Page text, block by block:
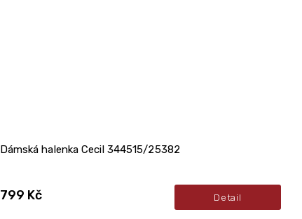
Dámská halenka Cecil 344515/25382
799 Kč Detail